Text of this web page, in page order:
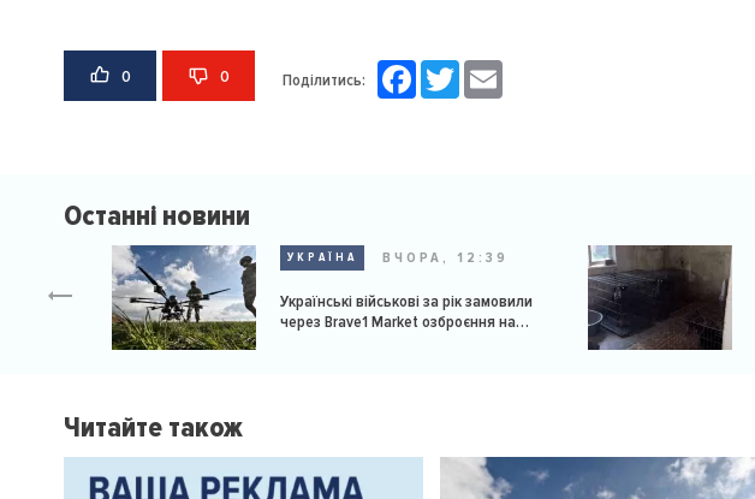
0 0 Поділитись: FacebookTwitter
Останні новини
УКРАЇНА ВЧОРА, 12:39
Українські військові за рік замовили
через Brave1 Market озброєння на
Читайте також